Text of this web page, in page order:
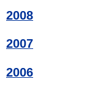
2008
2007
2006